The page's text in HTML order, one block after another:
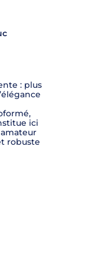
: plus
ici
robuste